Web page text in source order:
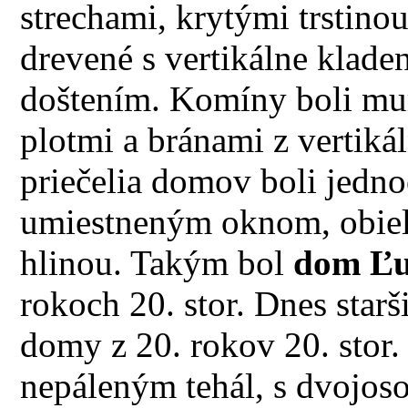
strechami, krytými
drevené s vertikálne
doštením. Komíny boli
plotmi a bránami z
priečelia domov boli
umiestneným oknom,
hlinou. Takým bol dom
rokoch 20. stor. Dnes
domy z 20. rokov 20.
nepáleným tehál, s